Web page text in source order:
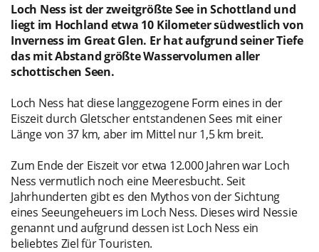
Loch Ness ist der zweitgrößte See in Schottland und
liegt im Hochland etwa 10 Kilometer südwestlich von
Inverness im Great Glen. Er hat aufgrund seiner Tiefe
das mit Abstand größte Wasservolumen aller
schottischen Seen.
Loch Ness hat diese langgezogene Form eines in der
Eiszeit durch Gletscher entstandenen Sees mit einer
Länge von 37 km, aber im Mittel nur 1,5 km breit.
Zum Ende der Eiszeit vor etwa 12.000 Jahren war Loch
Ness vermutlich noch eine Meeresbucht. Seit
Jahrhunderten gibt es den Mythos von der Sichtung
eines Seeungeheuers im Loch Ness. Dieses wird Nessie
genannt und aufgrund dessen ist Loch Ness ein
beliebtes Ziel für Touristen.